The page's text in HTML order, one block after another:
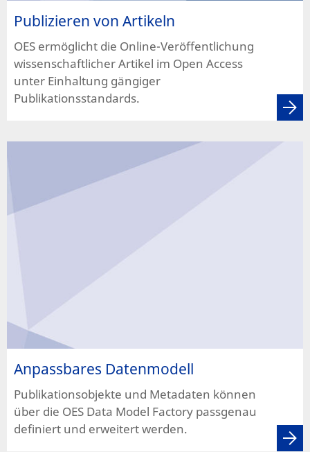
Publizieren von Artikeln
OES ermöglicht die Online-Veröffentlichung
wissenschaftlicher Artikel im Open Access
unter Einhaltung gängiger
Publikationsstandards.
Anpassbares Datenmodell
Publikationsobjekte und Metadaten können
über die OES Data Model Factory passgenau
definiert und erweitert werden.